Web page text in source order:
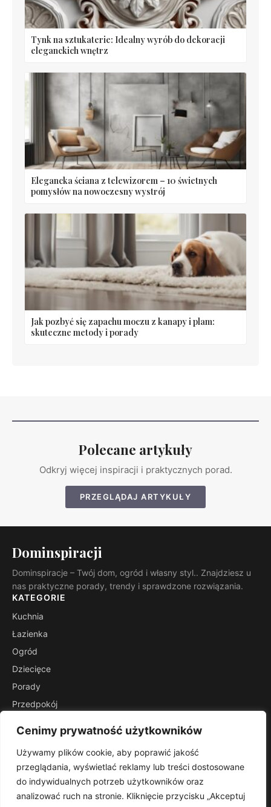
Cenimy prywatność użytkowników
Używamy plików cookie, aby poprawić jakość
przeglądania, wyświetlać reklamy lub treści dostosowane
do indywidualnych potrzeb użytkowników oraz
analizować ruch na stronie. Kliknięcie przycisku „Akceptuj
Tynk na sztukaterie: Idealny wyrób do dekoracji
eleganckich wnętrz
Elegancka ściana z telewizorem – 10 świetnych
pomysłów na nowoczesny wystrój
Jak pozbyć się zapachu moczu z kanapy i plam:
skuteczne metody i porady
Polecane artykuły
Odkryj więcej inspiracji i praktycznych porad.
PRZEGLĄDAJ ARTYKUŁY
Dominspiracji
Dominspiracje – Twój dom, ogród i własny styl.. Znajdziesz u
nas praktyczne porady, trendy i sprawdzone rozwiązania.
KATEGORIE
Kuchnia
Łazienka
Ogród
Dziecięce
Porady
Przedpokój
INFORMACJE
Kontakt
Mapa witryny